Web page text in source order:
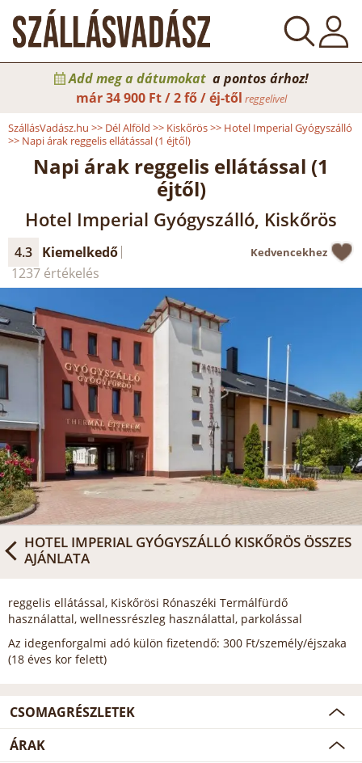
Add meg a dátumokat a pontos árhoz!
már34 900 Ft / 2 fő / éj-től reggelivel
SzállásVadász.hu >> Dél Alföld >> Kiskőrös>> Hotel Imperial Gyógyszálló
>> Napi árak reggelis ellátással (1 éjtől)
Napi árak reggelis ellátással (1
éjtől)
Hotel Imperial Gyógyszálló, Kiskőrös
4.3 Kiemelkedő
1237 értékelés
Kedvencekhez
HOTEL IMPERIAL GYÓGYSZÁLLÓ KISKŐRÖS ÖSSZES
AJÁNLATA
reggelis ellátással, Kiskőrösi Rónaszéki Termálfürdő
használattal, wellnessrészleg használattal, parkolással
Az idegenforgalmi adó külön fizetendő: 300 Ft/személy/éjszaka
(18 éves kor felett)
CSOMAGRÉSZLETEK
ÁRAK